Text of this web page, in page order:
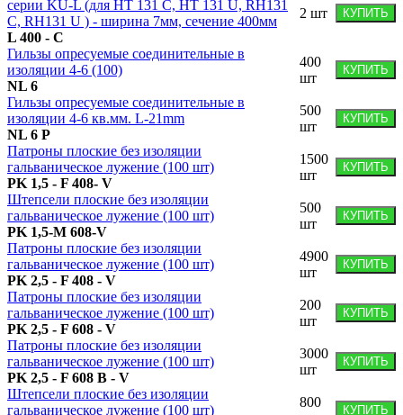
серии KU-L (для HT 131 C, HT 131 U, RH131
C, RH131 U ) - ширина 7мм, сечение 400мм
L 400 - C
2 шт КУПИТЬ
Гильзы опресуемые соединительные в
изоляции 4-6 (100)
NL 6
400
шт
КУПИТЬ
Гильзы опресуемые соединительные в
изоляции 4-6 кв.мм. L-21mm
NL 6 P
500
шт
КУПИТЬ
Патроны плоские без изоляции
гальваническое лужение (100 шт)
PK 1,5 - F 408- V
1500
шт
КУПИТЬ
Штепсели плоские без изоляции
гальваническое лужение (100 шт)
PK 1,5-M 608-V
500
шт
КУПИТЬ
Патроны плоские без изоляции
гальваническое лужение (100 шт)
PK 2,5 - F 408 - V
4900
шт
КУПИТЬ
Патроны плоские без изоляции
гальваническое лужение (100 шт)
PK 2,5 - F 608 - V
200
шт
КУПИТЬ
Патроны плоские без изоляции
гальваническое лужение (100 шт)
PK 2,5 - F 608 B - V
3000
шт
КУПИТЬ
Штепсели плоские без изоляции
гальваническое лужение (100 шт)
800
КУПИТЬ